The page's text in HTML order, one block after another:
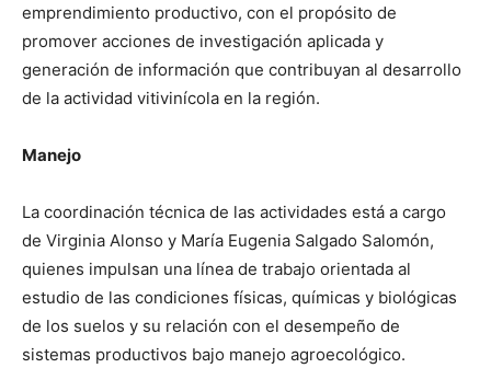
emprendimiento productivo, con el propósito de
promover acciones de investigación aplicada y
generación de información que contribuyan al desarrollo
de la actividad vitivinícola en la región.
Manejo
La coordinación técnica de las actividades está a cargo
de Virginia Alonso y María Eugenia Salgado Salomón,
quienes impulsan una línea de trabajo orientada al
estudio de las condiciones físicas, químicas y biológicas
de los suelos y su relación con el desempeño de
sistemas productivos bajo manejo agroecológico.